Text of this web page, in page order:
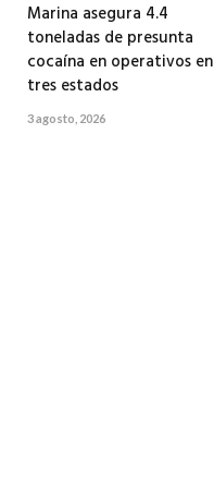
Marina asegura 4.4
toneladas de presunta
cocaína en operativos en
tres estados
3 agosto, 2026